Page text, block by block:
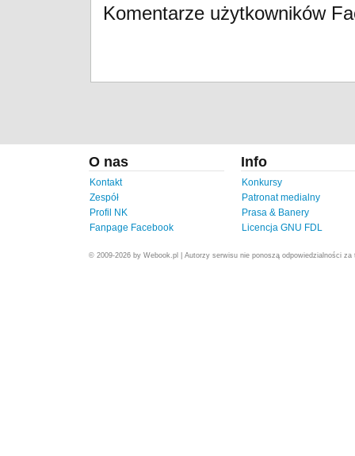
Komentarze użytkowników
O nas
Kontakt
Zespół
Profil NK
Fanpage Facebook
Info
Konkursy
Patronat medialny
Prasa & Banery
Licencja GNU FDL
© 2009-2026 by Webook.pl | Autorzy serwisu nie ponoszą odpowiedzialności